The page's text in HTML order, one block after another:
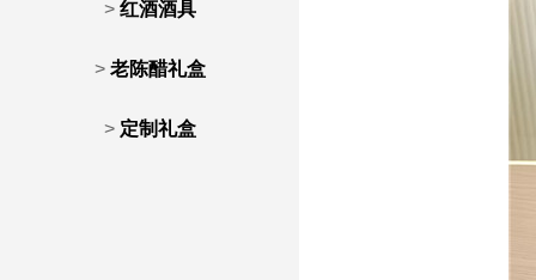
> 红酒酒具
> 老陈醋礼盒
> 定制礼盒